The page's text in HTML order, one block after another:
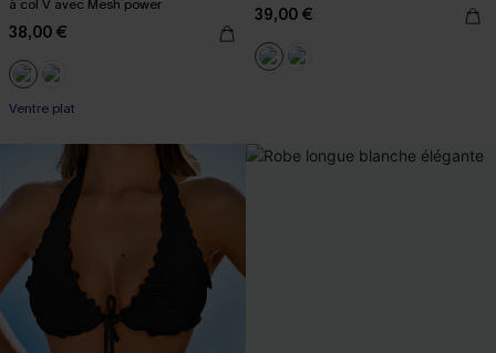
à col V avec Mesh power
38,00 €
Ventre plat
39,00 €